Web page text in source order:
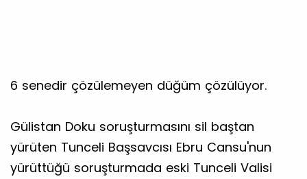
6 senedir çözülemeyen düğüm çözülüyor.
Gülistan Doku soruşturmasını sil baştan
yürüten Tunceli Başsavcısı Ebru Cansu'nun
yürüttüğü soruşturmada eski Tunceli Valisi